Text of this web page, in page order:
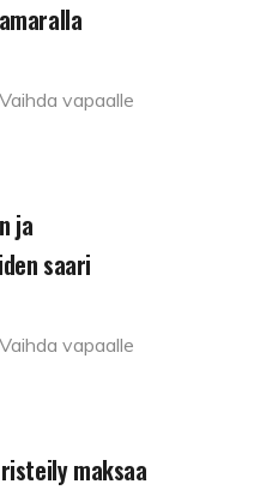
vapaalle
ja
saari
vapaalle
maksaa